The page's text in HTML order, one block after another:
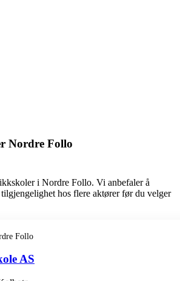
Nordre Follo
i Nordre Follo. Vi anbefaler å
hos flere aktører før du velger
Follo
AS